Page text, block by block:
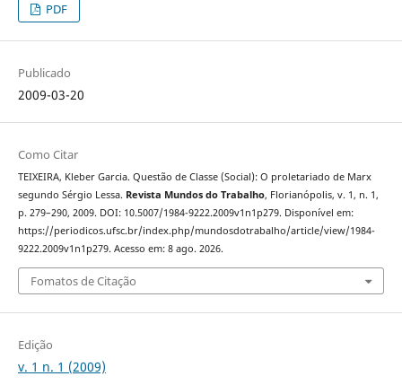
PDF
Publicado
2009-03-20
Como Citar
TEIXEIRA, Kleber Garcia. Questão de Classe (Social): O proletariado de Marx
segundo Sérgio Lessa. Revista Mundos do Trabalho, Florianópolis, v. 1, n. 1,
p. 279–290, 2009. DOI: 10.5007/1984-9222.2009v1n1p279. Disponível em:
https://periodicos.ufsc.br/index.php/mundosdotrabalho/article/view/1984-
9222.2009v1n1p279. Acesso em: 8 ago. 2026.
Fomatos de Citação
Edição
v. 1 n. 1 (2009)